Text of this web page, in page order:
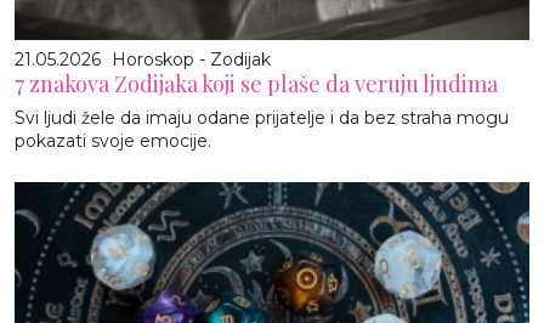
21.05.2026 Horoskop - Zodijak
7 znakova Zodijaka koji se plaše da veruju ljudima
Svi ljudi žele da imaju odane prijatelje i da bez straha mogu
pokazati svoje emocije.